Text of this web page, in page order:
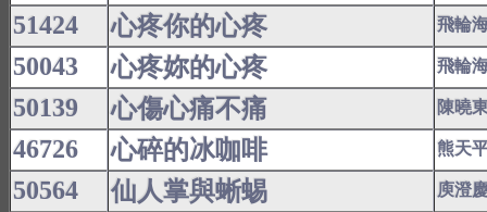
51424 心疼你的心疼 飛輪
50043 心疼妳的心疼 飛輪
50139 心傷心痛不痛 陳曉
46726 心碎的冰咖啡 熊天
50564 仙人掌與蜥蜴 庾澄